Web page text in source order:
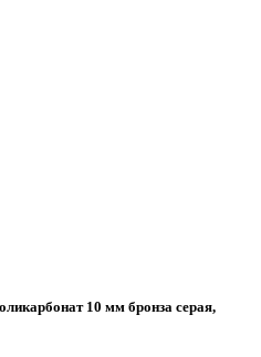
10 мм бронза серая,